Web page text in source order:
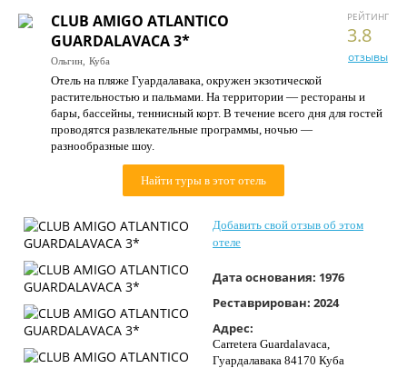
Цены дня
Страны
Как купить
О нас
РЕЙТИНГ
3.8
отзывы
CLUB AMIGO ATLANTICO
GUARDALAVACA 3*
Ольгин, Куба
Отель на пляже Гуардалавака, окружен экзотической
растительностью и пальмами. На территории — рестораны и
бары, бассейны, теннисный корт. В течение всего дня для гостей
проводятся развлекательные программы, ночью —
разнообразные шоу.
Найти туры в этот отель
Добавить свой отзыв об этом
отеле
Дата основания: 1976
Реставрирован: 2024
Адрес:
Carretera Guardalavaca,
Гуардалавака 84170 Куба